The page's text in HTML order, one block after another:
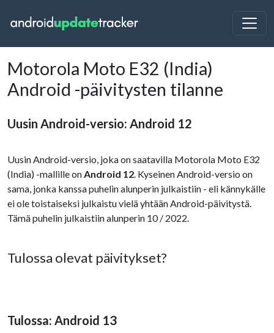
Motorola Moto E32 (India)
Android -päivitysten tilanne
Uusin Android-versio: Android 12
Uusin Android-versio, joka on saatavilla Motorola Moto E32
(India) -mallille onAndroid 12. Kyseinen Android-versio on
sama, jonka kanssa puhelin alunperin julkaistiin - eli kännykälle
ei ole toistaiseksi julkaistu vielä yhtään Android-päivitystä.
Tämä puhelin julkaistiin alunperin 10 / 2022.
Tulossa olevat päivitykset?
Tulossa: Android 13